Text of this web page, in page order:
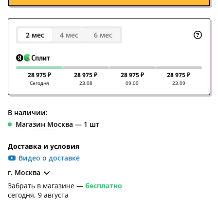
2 мес 4 мес 6 мес
28 975 ₽
Сегодня
28 975 ₽
23.08
28 975 ₽
09.09
28 975 ₽
23.09
В наличии:
Магазин Москва — 1 шт
Доставка и условия
Видео о доставке
г. Москва
Забрать в магазине — бесплатно
сегодня, 9 августа